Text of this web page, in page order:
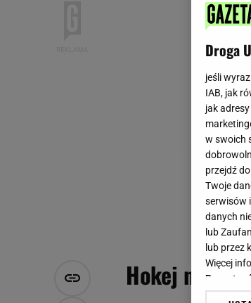
Hokej na
Droga
jeśli
IAB, jak
jak
w swoich
przejdź
Twoje
serwisów
danych
lub
lub przez
Więcej